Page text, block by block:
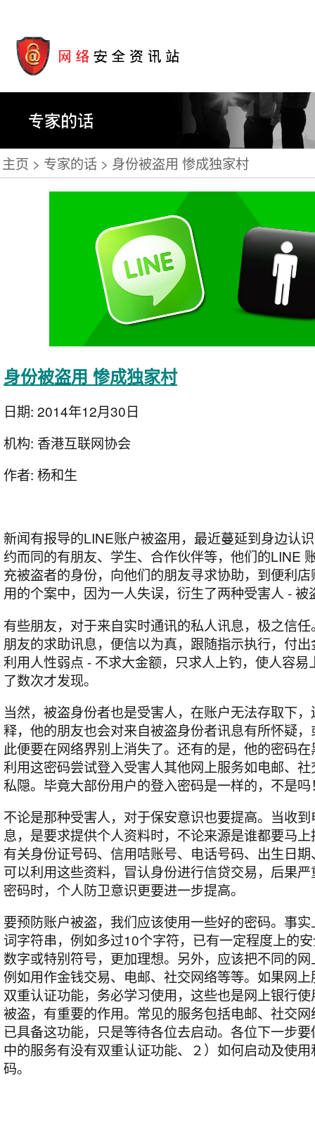
主页 专家的话 身份被盗用 惨成独家村
身份被盗用 惨成独家村
日期: 2014年12月30日
机构: 香港互联网协会
作者: 杨和生
新闻有报导的LINE账户被盗用，最近蔓延到身边认
约而同的有朋友、学生、合作伙伴等，他们的LINE
充被盗者的身份，向他们的朋友寻求协助，到便利
用的个案中，因为一人失误，衍生了两种受害人 -
有些朋友，对于来自实时通讯的私人讯息，极之信
朋友的求助讯息，便信以为真，跟随指示执行，付
利用人性弱点 - 不求大金额，只求人上钓，使人容
了数次才发现。
当然，被盗身份者也是受害人，在账户无法存取下
释，他的朋友也会对来自被盗身份者讯息有所怀疑
此便要在网络界别上消失了。还有的是，他的密码
利用这密码尝试登入受害人其他网上服务如电邮、
私隠。毕竟大部份用户的登入密码是一样的，不是吗
不论是那种受害人，对于保安意识也要提高。当收
息，是要求提供个人资料时，不论来源是谁都要马
有关身份证号码、信用咭账号、电话号码、出生日
可以利用这些资料，冒认身份进行信贷交易，后果
密码时，个人防卫意识更要进一步提高。
要预防账户被盗，我们应该使用一些好的密码。事
词字符串，例如多过10个字符，已有一定程度上的
数字或特别符号，更加理想。另外，应该把不同的
例如用作金钱交易、电邮、社交网络等等。如果网
双重认证功能，务必学习使用，这些也是网上银行
被盗，有重要的作用。常见的服务包括电邮、社交
已具备这功能，只是等待各位去启动。各位下一步
中的服务有没有双重认证功能、２）如何启动及使
码。